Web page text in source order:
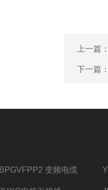
上一篇
下一篇
BPGVFPP2 变频电缆